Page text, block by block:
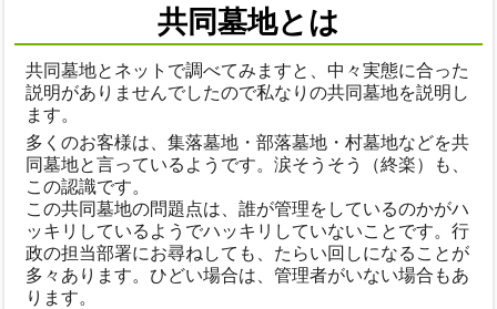
共同墓地とは
共同墓地とネットで調べてみますと、中々実態に合った
説明がありませんでしたので私なりの共同墓地を説明し
ます。
多くのお客様は、集落墓地・部落墓地・村墓地などを共
同墓地と言っているようです。涙そうそう（終楽）も、
この認識です。
この共同墓地の問題点は、誰が管理をしているのかがハ
ッキリしているようでハッキリしていないことです。行
政の担当部署にお尋ねしても、たらい回しになることが
多々あります。ひどい場合は、管理者がいない場合もあ
ります。